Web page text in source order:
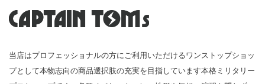
当店はプロフェッショナルの方にご利用いただけるワンストップショッ
プとして本物志向の商品選択肢の充実を目指しています本格ミリタリー